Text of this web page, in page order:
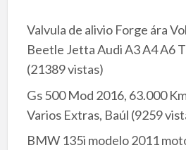
Valvula de alivio Forge ára
Beetle Jetta Audi A3 A4 A6
(21389 vistas)
Gs 500 Mod 2016, 63.000
Varios Extras, Baúl (9259
BMW 135i modelo 2011